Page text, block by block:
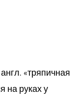
«тряпичная
на руках у